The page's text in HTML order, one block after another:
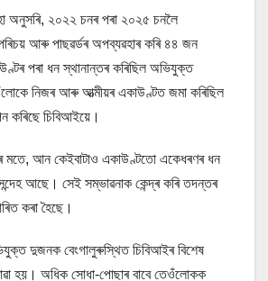
অনুসৰি, ২০২২ চনৰ পৰা ২০২৫ চনলৈ
আৰু পাছৱৰ্ডৰ অপব্যৱহাৰ কৰি ৪৪ জন
পৰা ধন স্থানান্তৰ কৰিছিল অভিযুক্ত
নিজৰ আৰু আত্মীয়ৰ একাউণ্টত জমা কৰিছিল
কৰিছে চিবিআইয়ে।
মতে, আন কেইবাটাও একাউণ্টতো একেধৰণৰ ধন
আছে। সেই সম্ভাৱনাক কেন্দ্ৰ কৰি তদন্তৰ
কৰা হৈছে।
দুজনক বেংগালুৰুস্থিত চিবিআইৰ বিশেষ
হয়। অধিক সোধা-পোছাৰ বাবে তেওঁলোকক